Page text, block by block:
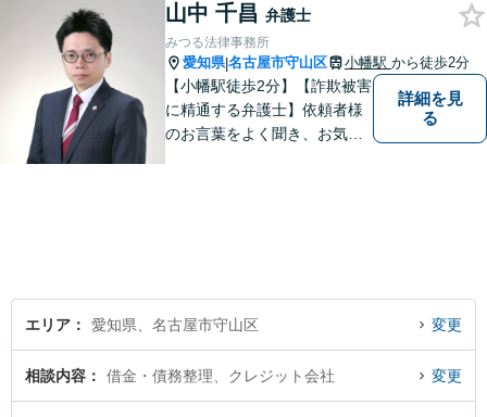
故など、幅広く対応可能。
【夜間／休日対応可能】お悩
みの方はどうぞお気軽にご相
談ください。
山中 千昌 弁護士
みつる法律事務所
愛知県|名古屋市守山区 小幡駅 から徒歩2分
【小幡駅徒歩2分】【詐欺被害
に精通する弁護士】依頼者様
のお言葉をよく聞き、お気持
詳細を見
る
エリア 愛知県、名古屋市守山区 変更
相談内容 借金・債務整理、クレジット会社 変更